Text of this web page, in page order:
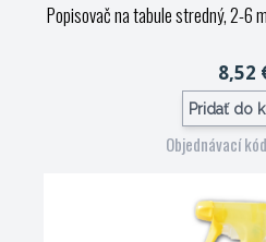
Popisovač na tabule stredný, 2-6
8,52
Pridať do
Objednávací